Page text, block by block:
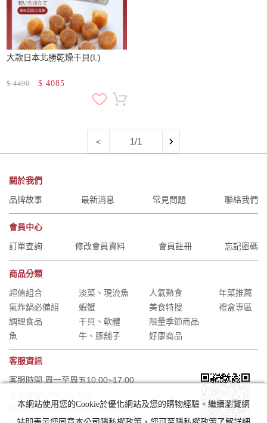
大款日本北勝乾燥干貝(L)
$4490 $ 4085
< 1/1
關於我們
品牌故事
最新消息 常見問題 聯絡我們
會員中心
訂單查詢
修改會員資料 會員註冊 忘記密碼
商品分類
超值組合
氣炸鍋必備組
調理食品
魚
淡菜、現流魚
蝦蟹
干貝、軟體
牛、豚舖子
人氣熟食
美食特搜
限量季節商品
好康商品
年菜推薦
禮盒專區
客服資訊
客服時間 周一至周五10:00~17:00
客服信箱 richfish5888@gmail.com
本網站使用您的Cookie於優化網站及您的購物經驗。繼續瀏覽網